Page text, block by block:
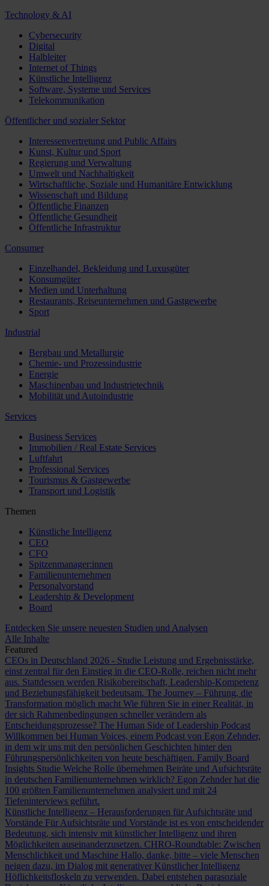
Technology & AI
Cybersecurity
Digital
Halbleiter
Internet of Things
Künstliche Intelligenz
Software, Systeme und Services
Telekommunikation
Öffentlicher und sozialer Sektor
Interessenvertretung und Public Affairs
Kunst, Kultur und Sport
Regierung und Verwaltung
Umwelt und Nachhaltigkeit
Wirtschaftliche, Soziale und Humanitäre Entwicklung
Wissenschaft und Bildung
Öffentliche Finanzen
Öffentliche Gesundheit
Öffentliche Infrastruktur
Consumer
Einzelhandel, Bekleidung und Luxusgüter
Konsumgüter
Medien und Unterhaltung
Restaurants, Reiseunternehmen und Gastgewerbe
Sport
Industrial
Bergbau und Metallurgie
Chemie- und Prozessindustrie
Energie
Maschinenbau und Industrietechnik
Mobilität und Autoindustrie
Services
Business Services
Immobilien / Real Estate Services
Luftfahrt
Professional Services
Tourismus & Gastgewerbe
Transport und Logistik
Themen
Künstliche Intelligenz
CEO
CFO
Spitzenmanager:innen
Familienunternehmen
Personalvorstand
Leadership & Development
Board
Entdecken Sie unsere neuesten Studien und Analysen
Alle Inhalte
Featured
CEOs in Deutschland 2026 - Studie Leistung und Ergebnisstärke,
einst zentral für den Einstieg in die CEO-Rolle, reichen nicht mehr
aus. Stattdessen werden Risikobereitschaft, Leadership-Kompetenz
und Beziehungsfähigkeit bedeutsam. The Journey – Führung, die
Transformation möglich macht Wie führen Sie in einer Realität, in
der sich Rahmenbedingungen schneller verändern als
Entscheidungsprozesse? The Human Side of Leadership Podcast
Willkommen bei Human Voices, einem Podcast von Egon Zehnder,
in dem wir uns mit den persönlichen Geschichten hinter den
Führungspersönlichkeiten von heute beschäftigen. Family Board
Insights Studie Welche Rolle übernehmen Beiräte und Aufsichtsräte
in deutschen Familienunternehmen wirklich? Egon Zehnder hat die
100 größten Familienunternehmen analysiert und mit 24
Tiefeninterviews geführt.
Künstliche Intelligenz – Herausforderungen für Aufsichtsräte und
Vorstände Für Aufsichtsräte und Vorstände ist es von entscheidender
Bedeutung, sich intensiv mit künstlicher Intelligenz und ihren
Möglichkeiten auseinanderzusetzen. CHRO-Roundtable: Zwischen
Menschlichkeit und Maschine Hallo, danke, bitte – viele Menschen
neigen dazu, im Dialog mit generativer Künstlicher Intelligenz
Höflichkeitsfloskeln zu verwenden. Dabei entstehen parasoziale